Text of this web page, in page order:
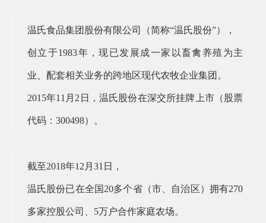
温氏食品集团股份有限公司（简称“温氏股份”），
创立于1983年，现已发展成一家以畜禽养殖为主
业、配套相关业务的跨地区现代农牧企业集团。
2015年11月2日，温氏股份在深交所挂牌上市（股票
代码：300498）。
截至2018年12月31日，
温氏股份已在全国20多个省（市、自治区）拥有270
多家控股公司、5万户合作家庭农场。